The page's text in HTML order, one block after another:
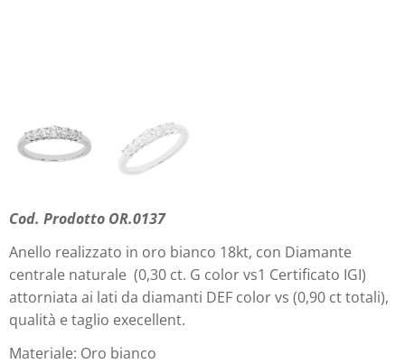
Cod. Prodotto OR.0137
Anello realizzato in oro bianco 18kt, con Diamante
centrale naturale (0,30 ct. G color vs1 Certificato IGI)
attorniata ai lati da diamanti DEF color vs (0,90 ct totali),
qualità e taglio execellent.
Materiale: Oro bianco